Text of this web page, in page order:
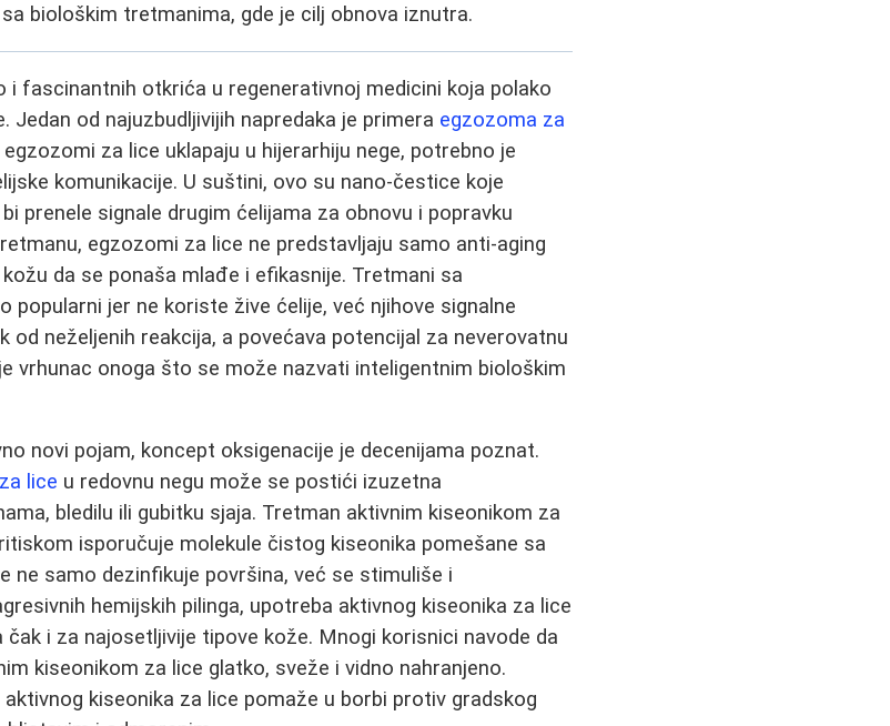
biološkim tretmanima, gde je cilj obnova iznutra.
i fascinantnih otkrića u regenerativnoj medicini koja polako
od najuzbudljivijih napredaka je primera egzozoma za
za lice uklapaju u hijerarhiju nege, potrebno je
komunikacije. U suštini, ovo su nano-čestice koje
prenele signale drugim ćelijama za obnovu i popravku
egzozomi za lice ne predstavljaju samo anti-aging
da se ponaša mlađe i efikasnije. Tretmani sa
popularni jer ne koriste žive ćelije, već njihove signalne
od neželjenih reakcija, a povećava potencijal za neverovatnu
vrhunac onoga što se može nazvati inteligentnim biološkim
novi pojam, koncept oksigenacije je decenijama poznat.
lice u redovnu negu može se postići izuzetna
bledilu ili gubitku sjaja. Tretman aktivnim kiseonikom za
isporučuje molekule čistog kiseonika pomešane sa
ne samo dezinfikuje površina, već se stimuliše i
hemijskih pilinga, upotreba aktivnog kiseonika za lice
čak i za najosetljivije tipove kože. Mnogi korisnici navode da
kiseonikom za lice glatko, sveže i vidno nahranjeno.
kiseonika za lice pomaže u borbi protiv gradskog